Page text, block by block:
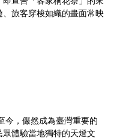
旅客穿梭如織的畫面常映
今，儼然成為臺灣重要的
體驗當地獨特的天燈文